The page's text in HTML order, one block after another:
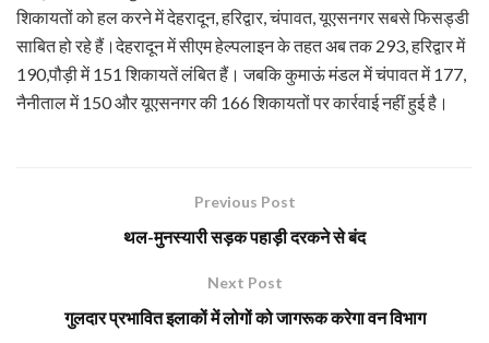
शिकायतों को हल करने में देहरादून, हरिद्वार, चंपावत, यूएसनगर सबसे फिसड्डी
साबित हो रहे हैं।देहरादून में सीएम हेल्पलाइन के तहत अब तक 293, हरिद्वार में
190,पौड़ी में 151 शिकायतें लंबित हैं। जबकि कुमाऊं मंडल में चंपावत में 177,
नैनीताल में 150 और यूएसनगर की 166 शिकायतों पर कार्रवाई नहीं हुई है।
Previous Post
थल-मुनस्यारी सड़क पहाड़ी दरकने से बंद
Next Post
गुलदार प्रभावित इलाकों में लोगों को जागरूक करेगा वन विभाग